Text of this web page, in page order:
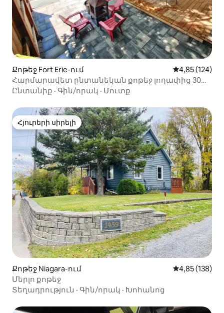
Քոթեջ Fort Erie-ում Միջին
4,85 (124)
Հարմարավետ ընտանեկան քոթեջ լողափից 30
քայլ հեռավորության վրա
Ընտանիք · Գին/որակ · Մուտք
Հյուրերի սիրելի
Հյուրերի սիրելի
Քոթեջ Niagara-ում Միջին
4,85 (138)
Մերլո քոթեջ
Տեղադրություն · Գին/որակ · Խոհանոց